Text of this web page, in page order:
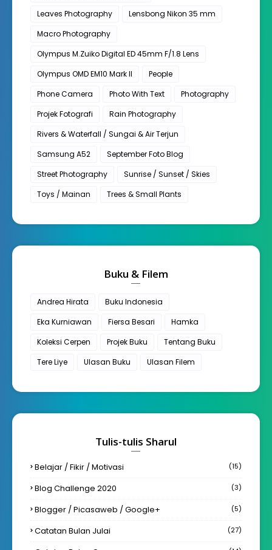
Leaves Photography
Lensbong Nikon 35 mm
Macro Photography
Olympus M.Zuiko Digital ED 45mm F/1.8 Lens
Olympus OMD EM10 Mark II
People
Phone Camera
Photo With Text
Photography
Projek Fotografi
Rain Photography
Rivers & Waterfall / Sungai & Air Terjun
Samsung A52
September Foto Blog
Street Photography
Sunrise / Sunset / Skies
Toys / Mainan
Trees & Small Plants
Buku & Filem
Andrea Hirata
Buku Indonesia
Eka Kurniawan
Fiersa Besari
Hamka
Koleksi Cerpen
Projek Buku
Tentang Buku
Tere Liye
Ulasan Buku Ulasan Filem
Tulis-tulis Sharul
Belajar / Fikir / Motivasi (15)
Blog Challenge 2020 (3)
Blogger / Picasaweb / Google+ (5)
Catatan Bulan Julai (27)